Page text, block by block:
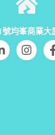
均峯商業大